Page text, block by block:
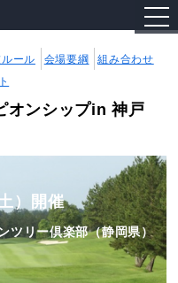
ール 会場要綱
組み合わせ
オンシップin 神戸
）開催
ツリー倶楽部（静岡県）